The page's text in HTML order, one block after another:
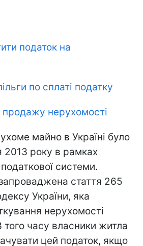
податок на
по сплаті податку
нерухомості
майно в Україні було
2013 року в рамках
системи.
стаття 265
України, яка
нерухомості
того часу власники житла
цей податок, якщо